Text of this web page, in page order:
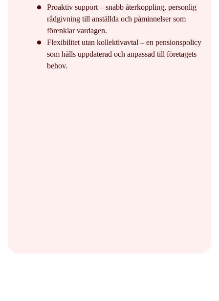
Proaktiv support – snabb återkoppling, personlig
rådgivning till anställda och påminnelser som
förenklar vardagen.
Flexibilitet utan kollektivavtal – en pensionspolicy
som hålls uppdaterad och anpassad till företagets
behov.